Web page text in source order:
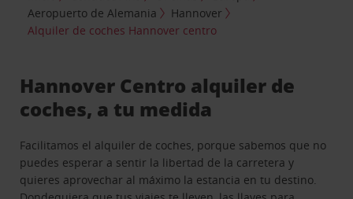
Aeropuerto de Alemania
Hannover
Alquiler de coches Hannover centro
Hannover Centro alquiler de
coches, a tu medida
Facilitamos el alquiler de coches, porque sabemos que no
puedes esperar a sentir la libertad de la carretera y
quieres aprovechar al máximo la estancia en tu destino.